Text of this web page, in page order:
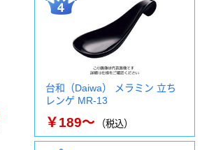
台和（Daiwa） メラミン 立ち
レンゲ MR-13
￥189～ （税込）